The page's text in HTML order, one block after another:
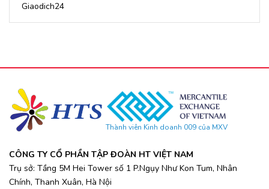
Giaodich24
Thành viên Kinh doanh 009 của MXV
CÔNG TY CỔ PHẦN TẬP ĐOÀN HT VIỆT NAM
Trụ sở: Tầng 5M Hei Tower số 1 P.Ngụy Như Kon Tum, Nhân
Chính, Thanh Xuân, Hà Nội